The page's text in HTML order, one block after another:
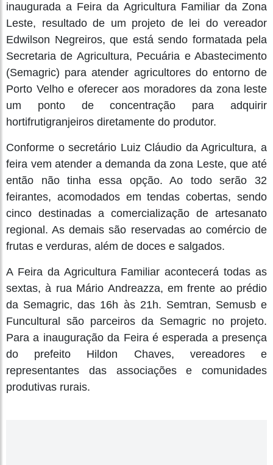
inaugurada a Feira da Agricultura Familiar da Zona
Leste, resultado de um projeto de lei do vereador
Edwilson Negreiros, que está sendo formatada pela
Secretaria de Agricultura, Pecuária e Abastecimento
(Semagric) para atender agricultores do entorno de
Porto Velho e oferecer aos moradores da zona leste
um ponto de concentração para adquirir
hortifrutigranjeiros diretamente do produtor.
Conforme o secretário Luiz Cláudio da Agricultura, a
feira vem atender a demanda da zona Leste, que até
então não tinha essa opção. Ao todo serão 32
feirantes, acomodados em tendas cobertas, sendo
cinco destinadas a comercialização de artesanato
regional. As demais são reservadas ao comércio de
frutas e verduras, além de doces e salgados.
A Feira da Agricultura Familiar acontecerá todas as
sextas, à rua Mário Andreazza, em frente ao prédio
da Semagric, das 16h às 21h. Semtran, Semusb e
Funcultural são parceiros da Semagric no projeto.
Para a inauguração da Feira é esperada a presença
do prefeito Hildon Chaves, vereadores e
representantes das associações e comunidades
produtivas rurais.